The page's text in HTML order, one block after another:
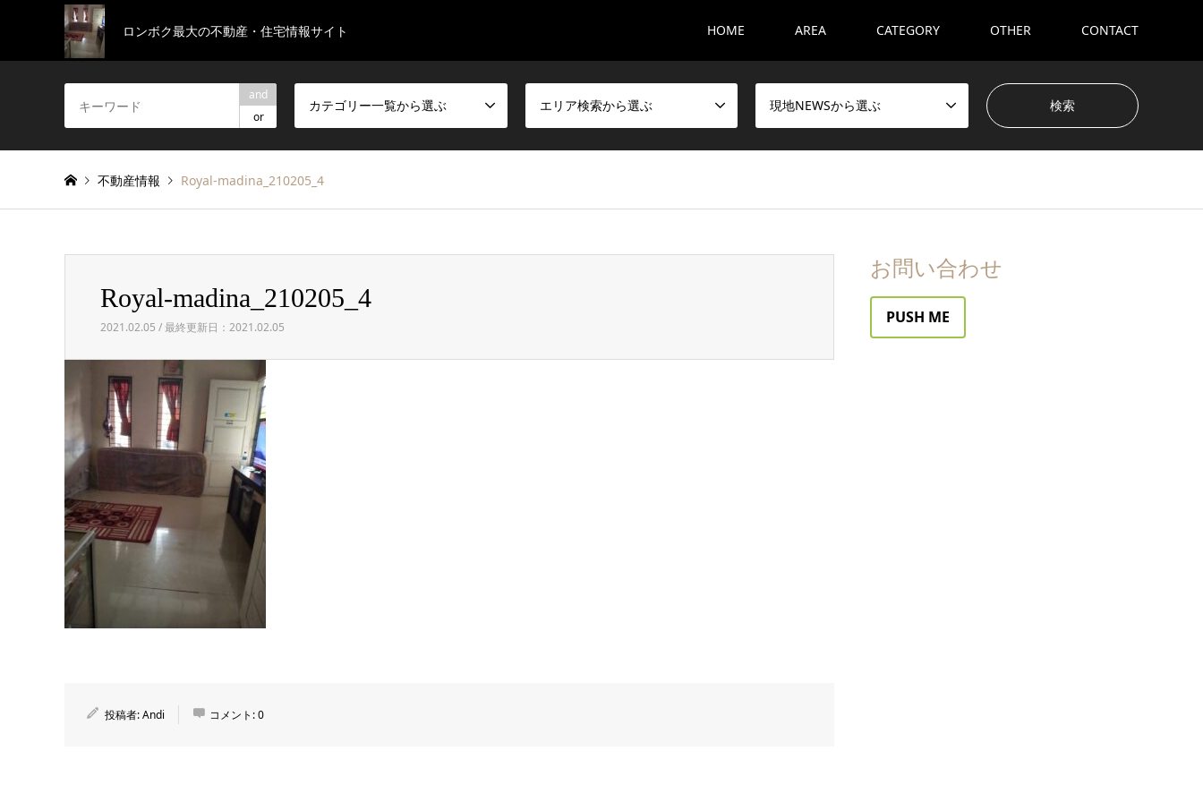
ロンボク最大の不動産・住宅情報サイト HOME AREA CATEGORY OTHER CONTACT
and
or
カテゴリー一覧から選ぶ エリア検索から選ぶ 現地NEWSから選ぶ
不動産情報 Royal-madina_210205_4
Royal-madina_210205_4
2021.02.05 / 最終更新日：2021.02.05
投稿者:Andi コメント:0
お問い合わせ
PUSH ME